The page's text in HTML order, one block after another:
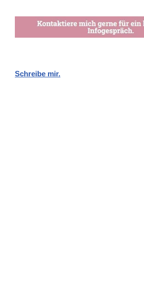
Schreibe mir.